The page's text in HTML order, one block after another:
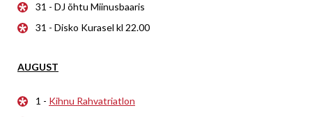
31 - DJ õhtu Miinusbaaris
31 - Disko Kurasel kl 22.00
AUGUST
1 - Kihnu Rahvatriatlon